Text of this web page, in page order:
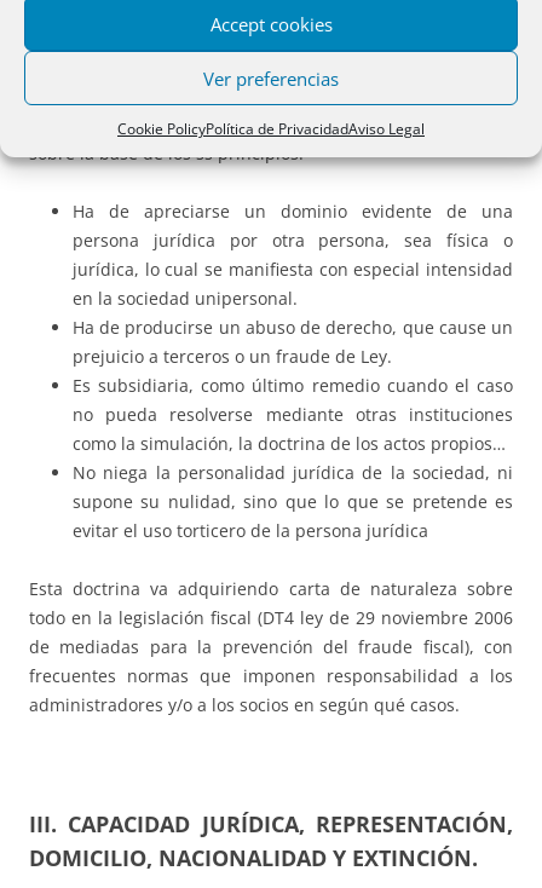
Accept cookies
Ver preferencias
Cookie PolicyPolítica de PrivacidadAviso Legal
para descubrir lo que se esconde bajo su estructura
Es esta una doctrina elaborada por la Jurisprudencia del TS
sobre la base de los ss principios.
Ha de apreciarse un dominio evidente de una
persona jurídica por otra persona, sea física o
jurídica, lo cual se manifiesta con especial intensidad
en la sociedad unipersonal.
Ha de producirse un abuso de derecho, que cause un
prejuicio a terceros o un fraude de Ley.
Es subsidiaria, como último remedio cuando el caso
no pueda resolverse mediante otras instituciones
como la simulación, la doctrina de los actos propios…
No niega la personalidad jurídica de la sociedad, ni
supone su nulidad, sino que lo que se pretende es
evitar el uso torticero de la persona jurídica
Esta doctrina va adquiriendo carta de naturaleza sobre
todo en la legislación fiscal (DT4 ley de 29 noviembre 2006
de mediadas para la prevención del fraude fiscal), con
frecuentes normas que imponen responsabilidad a los
administradores y/o a los socios en según qué casos.
III. CAPACIDAD JURÍDICA, REPRESENTACIÓN,
DOMICILIO, NACIONALIDAD Y EXTINCIÓN.